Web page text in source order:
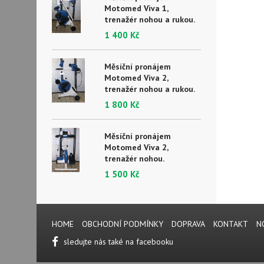
Motomed Viva 1,
trenažér nohou a rukou.
1 400 Kč
Měsíční pronájem
Motomed Viva 2,
trenažér nohou a rukou.
1 800 Kč
Měsíční pronájem
Motomed Viva 2,
trenažér nohou.
1 500 Kč
HOME OBCHODNÍ PODMÍNKY DOPRAVA KONTAKT
sledujte nás také na facebooku